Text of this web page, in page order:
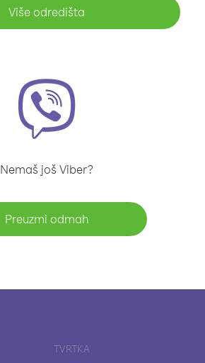
Više odredišta
Nemaš još Viber?
Preuzmi odmah
TVRTKA